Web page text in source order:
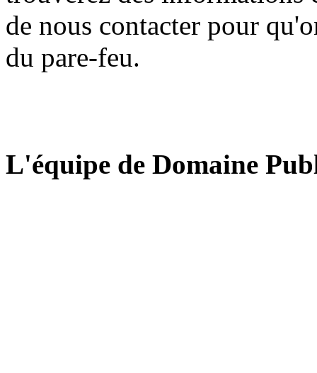
de nous contacter pour
du pare-feu.
L'équipe de Domaine